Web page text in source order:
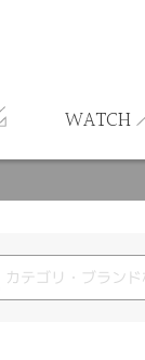
WATCH